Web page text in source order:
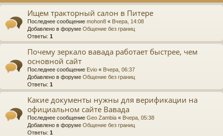
Ищем тракторный салон в Питере
Последнее сообщение mohon8 « Вчера, 14:08
Добавлено в форуме Общение без границ
Ответы: 1
Почему зеркало вавада работает быстрее, чем
основной сайт
Последнее сообщение Evio « Вчера, 06:37
Добавлено в форуме Общение без границ
Ответы: 1
Какие документы нужны для верификации на
официальном сайте Вавада
Последнее сообщение Geo Zambia « Вчера, 05:38
Добавлено в форуме Общение без границ
Ответы: 1